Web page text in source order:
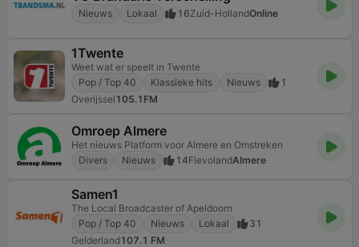
Nieuws Lokaal 16Zuid-HollandOnline
1Twente
Weet wat er speelt in Twente
Pop / Top 40
Klassieke hits Nieuws
1
Overijssel 105.1FM
Omroep Almere
Het nieuws Platform voor Almere en Omstreken
Divers
Nieuws 14FlevolandAlmere
Samen1
The Local Broadcaster of Apeldoorn
Pop / Top 40
Nieuws Lokaal
31
Gelderland107.1 FM